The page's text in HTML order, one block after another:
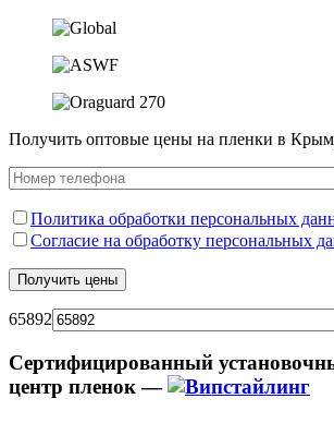
Получить оптовые цены на пленки в
Политика обработки персональных
Согласие на обработку персональных
65892
Сертифицированный
центр пленок —